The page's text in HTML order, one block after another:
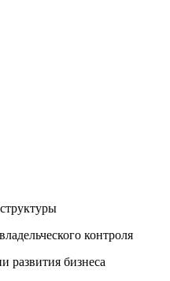
контроля
развития бизнеса